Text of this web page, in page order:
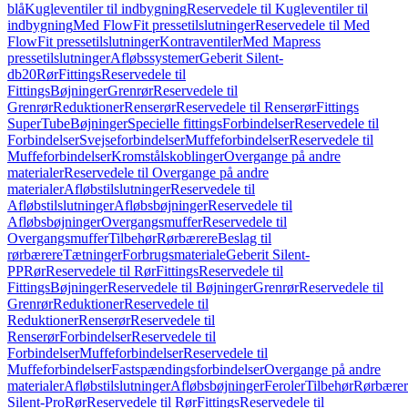
blåKugleventiler til indbygningReservedele til Kugleventiler til
indbygningMed FlowFit pressetilslutningerReservedele til Med
FlowFit pressetilslutningerKontraventilerMed Mapress
pressetilslutningerAfløbssystemerGeberit Silent-
db20RørFittingsReservedele til
FittingsBøjningerGrenrørReservedele til
GrenrørReduktionerRenserørReservedele til RenserørFittings
SuperTubeBøjningerSpecielle fittingsForbindelserReservedele til
ForbindelserSvejseforbindelserMuffeforbindelserReservedele til
MuffeforbindelserKromstålskoblingerOvergange på andre
materialerReservedele til Overgange på andre
materialerAfløbstilslutningerReservedele til
AfløbstilslutningerAfløbsbøjningerReservedele til
AfløbsbøjningerOvergangsmufferReservedele til
OvergangsmufferTilbehørRørbærereBeslag til
rørbærereTætningerForbrugsmaterialeGeberit Silent-
PPRørReservedele til RørFittingsReservedele til
FittingsBøjningerReservedele til BøjningerGrenrørReservedele til
GrenrørReduktionerReservedele til
ReduktionerRenserørReservedele til
RenserørForbindelserReservedele til
ForbindelserMuffeforbindelserReservedele til
MuffeforbindelserFastspændingsforbindelserOvergange på andre
materialerAfløbstilslutningerAfløbsbøjningerFerolerTilbehør
Silent-ProRørReservedele til RørFittingsReservedele til